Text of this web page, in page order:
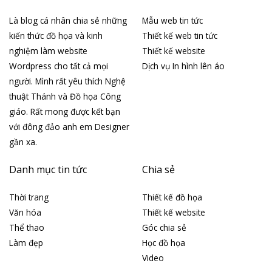
Là blog cá nhân chia sẻ những
kiến thức đồ họa và kinh
nghiệm làm website
Wordpress cho tất cả mọi
người. Mình rất yêu thích Nghệ
thuật Thánh và Đồ họa Công
giáo. Rất mong được kết bạn
với đông đảo anh em Designer
gần xa.
Mẫu web tin tức
Thiết kế web tin tức
Thiết kế website
Dịch vụ In hình lên áo
Danh mục tin tức
Thời trang
Văn hóa
Thể thao
Làm đẹp
Chia sẻ
Thiết kế đồ họa
Thiết kế website
Góc chia sẻ
Học đồ họa
Video